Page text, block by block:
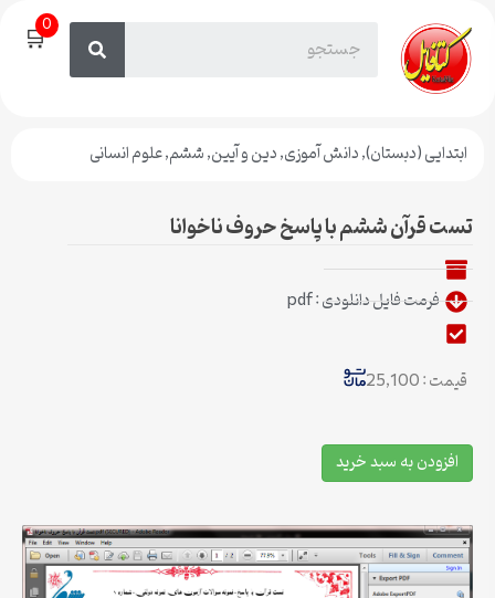
🛒0
ابتدایی (دبستان),دانش آموزی,دین و آیین,ششم,علوم انسانی
تست قرآن ششم با پاسخ حروف ناخوانا
فرمت فایل دانلودی : pdf
قیمت : 25,100
افزودن به سبد خرید